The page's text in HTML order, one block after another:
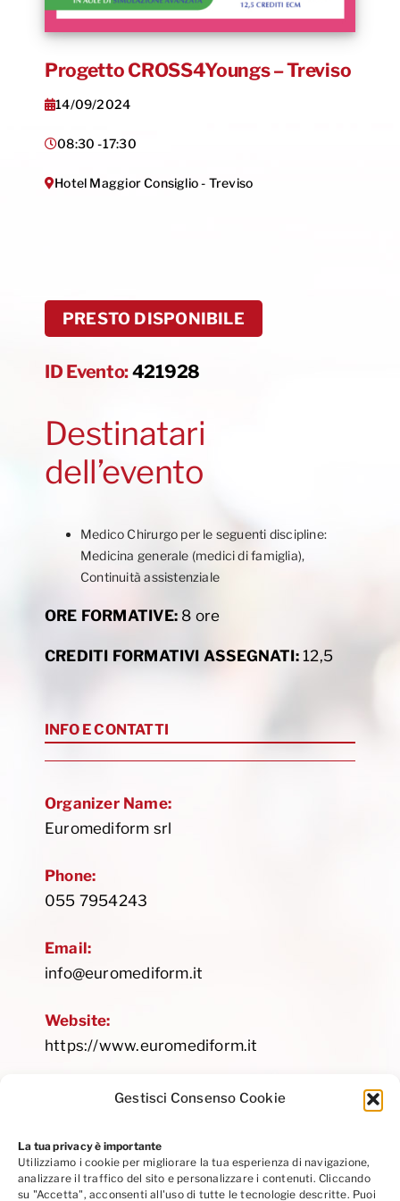
Gestisci Consenso Cookie
La tua privacy è importante
Utilizziamo i cookie per migliorare la tua esperienza di navigazione,
analizzare il traffico del sito e personalizzare i contenuti. Cliccando
su "Accetta", acconsenti all'uso di tutte le tecnologie descritte. Puoi
Progetto CROSS4Youngs – Treviso
14/09/2024
08:30 -17:30
Hotel Maggior Consiglio - Treviso
PRESTO DISPONIBILE
ID Evento:421928
Destinatari
dell’evento
Medico Chirurgo per le seguenti discipline:
Medicina generale (medici di famiglia),
Continuità assistenziale
ORE FORMATIVE:8 ore
CREDITI FORMATIVI ASSEGNATI:12,5
INFO E CONTATTI
Organizer Name:
Euromediform srl
Phone:
055 7954243
Email:
info@euromediform.it
Website:
https://www.euromediform.it
Privacy Policy|Cookie Policy|Codice Etico
Seguici su Linkedin